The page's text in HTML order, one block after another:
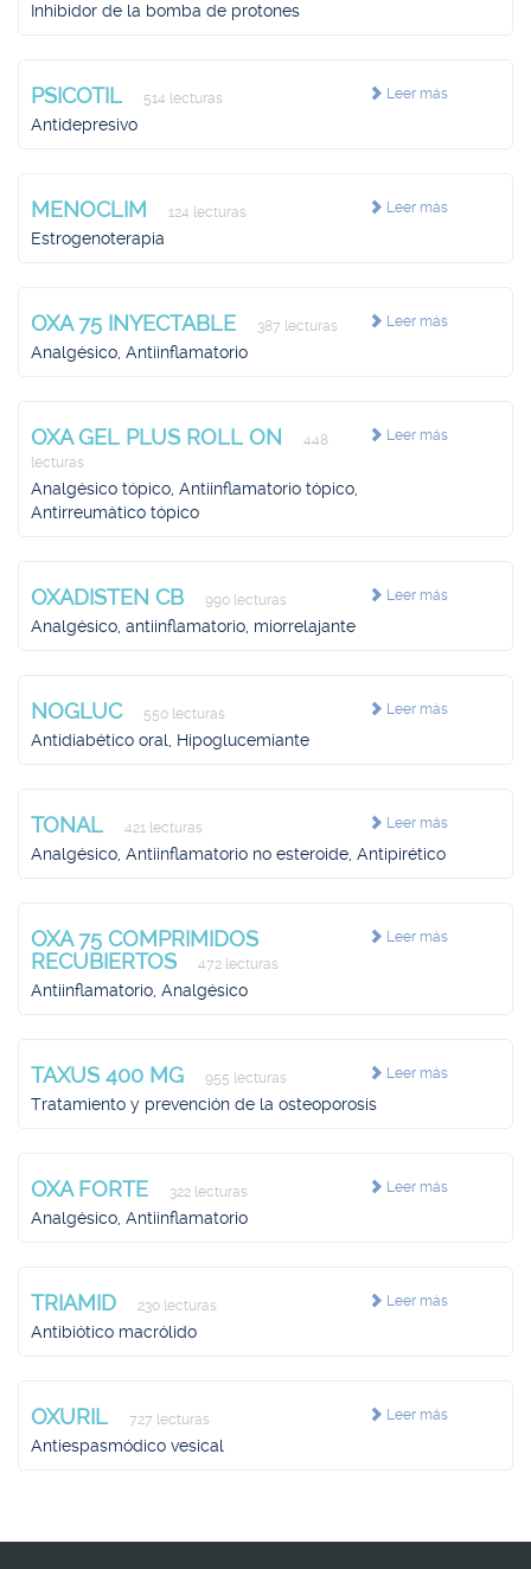
Inhibidor de la bomba de protones
Leer más
PSICOTIL 514 lecturas
Antidepresivo
Leer más
MENOCLIM 124 lecturas
Estrogenoterapia
Leer más
OXA 75 INYECTABLE 387 lecturas
Analgésico, Antiinflamatorio
Leer más
OXA GEL PLUS ROLL ON
448
lecturas
Analgésico tópico, Antiinflamatorio tópico,
Antirreumático tópico
Leer más
OXADISTEN CB 990 lecturas
Analgésico, antiinflamatorio, miorrelajante
Leer más
NOGLUC 550 lecturas
Antidiabético oral, Hipoglucemiante
Leer más
TONAL 421 lecturas
Analgésico, Antiinflamatorio no esteroide, Antipirético
Leer más
OXA 75 COMPRIMIDOS
RECUBIERTOS
472 lecturas
Antiinflamatorio, Analgésico
Leer más
TAXUS 400 MG 955 lecturas
Tratamiento y prevención de la osteoporosis
Leer más
OXA FORTE 322 lecturas
Analgésico, Antiinflamatorio
Leer más
TRIAMID 230 lecturas
Antibiótico macrólido
Leer más
OXURIL 727 lecturas
Antiespasmódico vesical